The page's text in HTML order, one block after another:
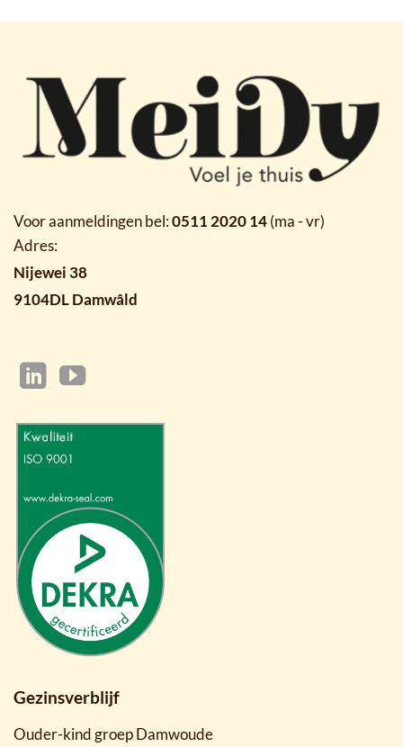
Voor aanmeldingen bel:0511 2020 14(ma - vr)
Adres:
Nijewei 38
9104DL Damwâld
Gezinsverblijf
Ouder-kind groep Damwoude